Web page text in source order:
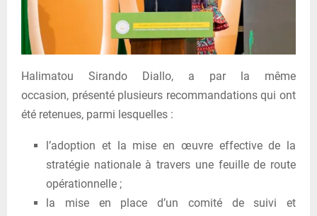
Halimatou Sirando Diallo, a par la même
occasion, présenté plusieurs recommandations qui ont
été retenues, parmi lesquelles :
l’adoption et la mise en œuvre effective de la
stratégie nationale à travers une feuille de route
opérationnelle ;
la mise en place d’un comité de suivi et